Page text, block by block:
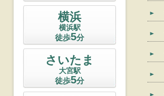
横浜
横浜駅
徒歩5分
さいたま
大宮駅
徒歩5分